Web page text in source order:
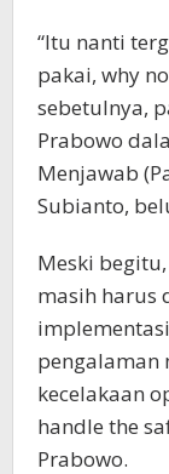
“Itu nanti
pakai, why
sebetulnya,
Prabowo
Menjawab
Subianto,
Meski
masih harus
pengalaman
kecelakaan
handle the
Prabowo.